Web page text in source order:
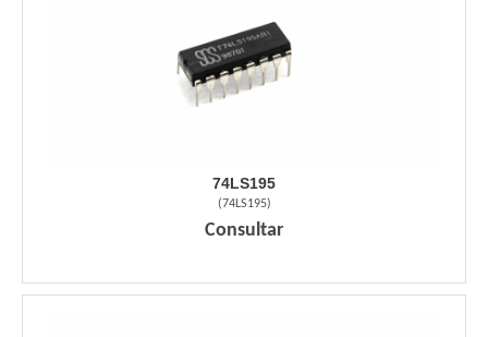
74LS195
(74LS195)
Consultar